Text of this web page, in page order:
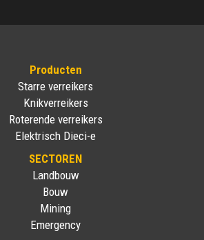
Producten
Starre verreikers
Knikverreikers
Roterende verreikers
Elektrisch Dieci-e
SECTOREN
Landbouw
Bouw
Mining
Emergency